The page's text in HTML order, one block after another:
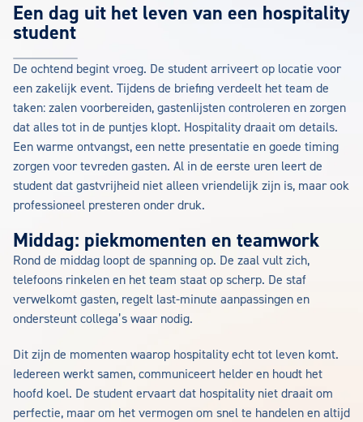
Een dag uit het leven van een hospitality
student
De ochtend begint vroeg. De student arriveert op locatie voor
een zakelijk event. Tijdens de briefing verdeelt het team de
taken: zalen voorbereiden, gastenlijsten controleren en zorgen
dat alles tot in de puntjes klopt. Hospitality draait om details.
Een warme ontvangst, een nette presentatie en goede timing
zorgen voor tevreden gasten. Al in de eerste uren leert de
student dat gastvrijheid niet alleen vriendelijk zijn is, maar ook
professioneel presteren onder druk.
Middag: piekmomenten en teamwork
Rond de middag loopt de spanning op. De zaal vult zich,
telefoons rinkelen en het team staat op scherp. De staf
verwelkomt gasten, regelt last-minute aanpassingen en
ondersteunt collega’s waar nodig.
Dit zijn de momenten waarop hospitality echt tot leven komt.
Iedereen werkt samen, communiceert helder en houdt het
hoofd koel. De student ervaart dat hospitality niet draait om
perfectie, maar om het vermogen om snel te handelen en altijd